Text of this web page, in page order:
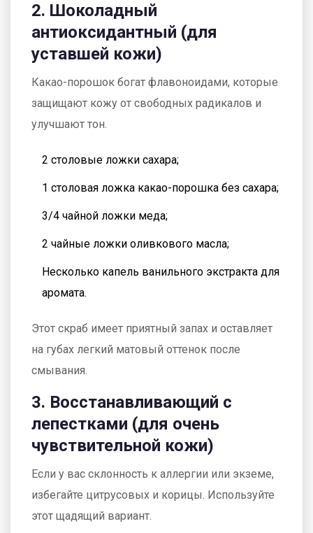
2. Шоколадный
антиоксидантный (для
уставшей кожи)
Какао-порошок богат флавоноидами, которые
защищают кожу от свободных радикалов и
улучшают тон.
2 столовые ложки сахара;
1 столовая ложка какао-порошка без сахара;
3/4 чайной ложки меда;
2 чайные ложки оливкового масла;
Несколько капель ванильного экстракта для
аромата.
Этот скраб имеет приятный запах и оставляет
на губах легкий матовый оттенок после
смывания.
3. Восстанавливающий с
лепестками (для очень
чувствительной кожи)
Если у вас склонность к аллергии или экземе,
избегайте цитрусовых и корицы. Используйте
этот щадящий вариант.